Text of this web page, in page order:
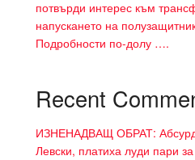
потвърди интерес към
напускането на
Подробности по-долу ….
Recent
ИЗНЕНАДВАЩ ОБРАТ:
Левски, платиха луди пари